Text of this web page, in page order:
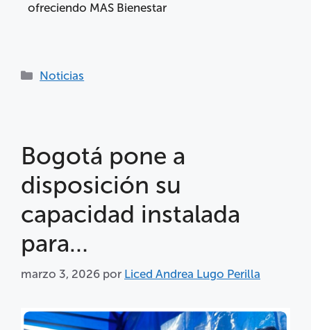
ofreciendo MAS Bienestar
Noticias
Bogotá pone a
disposición su
capacidad instalada
para…
marzo 3, 2026 por Liced Andrea Lugo Perilla